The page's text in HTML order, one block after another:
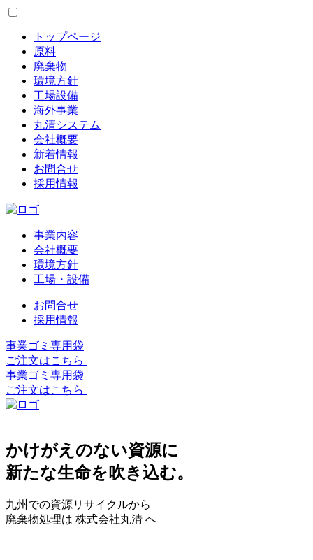
トップページ
原料
廃棄物
環境方針
工場設備
海外事業
丸清システム
会社概要
新着情報
お問合せ
採用情報
事業内容
会社概要
環境方針
工場・設備
お問合せ
採用情報
事業ゴミ専用袋
ご注文はこちら
事業ゴミ専用袋
ご注文はこちら
かけがえのない資源に
新たな生命を吹き込む。
九州での資源リサイクルから
廃棄物処理は 株式会社丸清 へ